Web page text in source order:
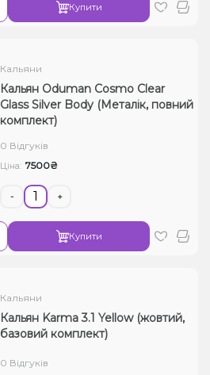
Купити
Кальяни
Кальян Oduman Cosmo Clear
Glass Silver Body (Металік, повний
комплект)
0 Відгуків
Ціна: 7500₴
- +
Купити
Кальяни
Кальян Karma 3.1 Yellow (жовтий,
базовий комплект)
0 Відгуків